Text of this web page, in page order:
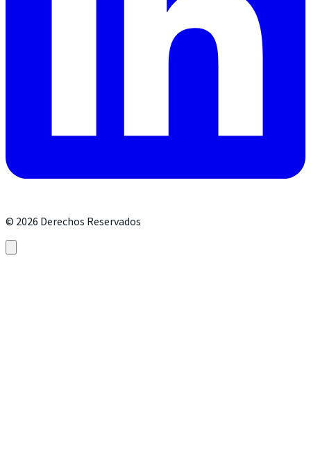
© 2026 Derechos Reservados